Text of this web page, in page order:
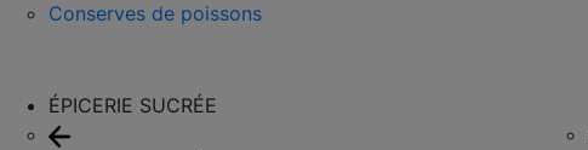
Conserves de poissons
ÉPICERIE SUCRÉE